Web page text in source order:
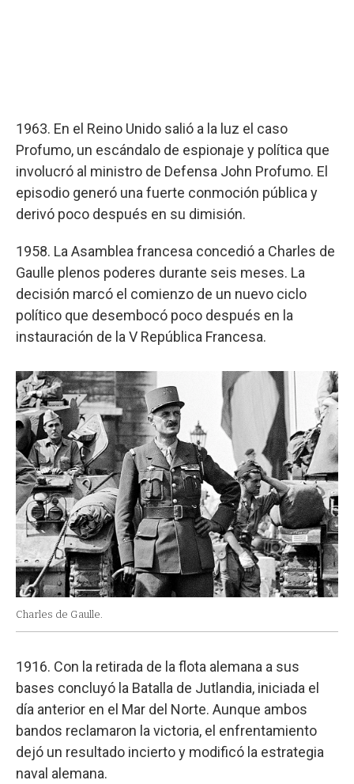
1963. En el Reino Unido salió a la luz el caso
Profumo, un escándalo de espionaje y política que
involucró al ministro de Defensa John Profumo. El
episodio generó una fuerte conmoción pública y
derivó poco después en su dimisión.
1958. La Asamblea francesa concedió a Charles de
Gaulle plenos poderes durante seis meses. La
decisión marcó el comienzo de un nuevo ciclo
político que desembocó poco después en la
instauración de la V República Francesa.
Charles de Gaulle.
1916. Con la retirada de la flota alemana a sus
bases concluyó la Batalla de Jutlandia, iniciada el
día anterior en el Mar del Norte. Aunque ambos
bandos reclamaron la victoria, el enfrentamiento
dejó un resultado incierto y modificó la estrategia
naval alemana.